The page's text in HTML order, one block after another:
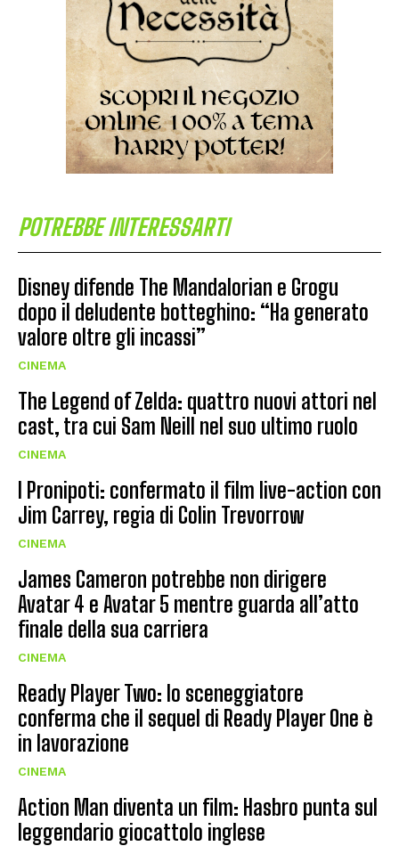
POTREBBE INTERESSARTI
Disney difende The Mandalorian e Grogu
dopo il deludente botteghino: “Ha generato
valore oltre gli incassi”
CINEMA
The Legend of Zelda: quattro nuovi attori nel
cast, tra cui Sam Neill nel suo ultimo ruolo
CINEMA
I Pronipoti: confermato il film live-action con
Jim Carrey, regia di Colin Trevorrow
CINEMA
James Cameron potrebbe non dirigere
Avatar 4 e Avatar 5 mentre guarda all’atto
finale della sua carriera
CINEMA
Ready Player Two: lo sceneggiatore
conferma che il sequel di Ready Player One è
in lavorazione
CINEMA
Action Man diventa un film: Hasbro punta sul
leggendario giocattolo inglese